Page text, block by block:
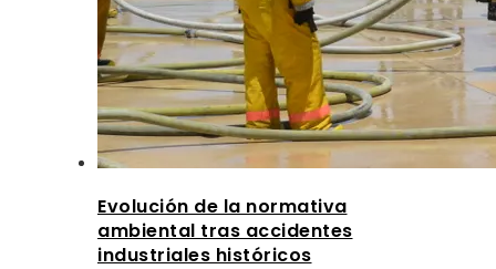
Evolución de la normativa
ambiental tras accidentes
industriales históricos